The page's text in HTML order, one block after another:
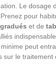
Le dosage
pour
et de
peut
sur le traitement